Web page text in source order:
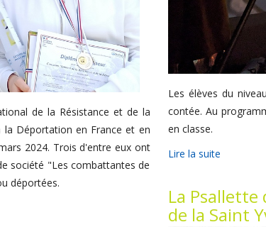
de la Résistance et de la
Déportation en France et en
2024. Trois d'entre eux ont
société "Les combattantes de
déportées.
Les élèves du
contée. Au
en classe.
Lire la suite
La
de la Saint